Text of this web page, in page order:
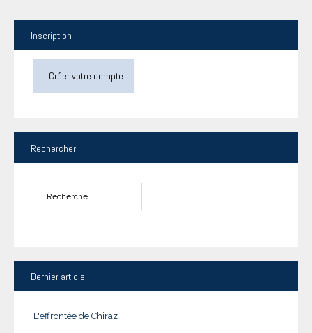
Inscription
Créer votre compte
Rechercher
Dernier article
L'effrontée de Chiraz